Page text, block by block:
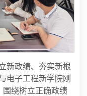
新政绩、夯实新根
电子工程新学院刚
围绕树立正确政绩